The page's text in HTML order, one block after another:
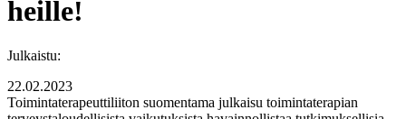
heille!
Julkaistu:
22.02.2023
Toimintaterapeuttiliiton suomentama julkaisu toimintaterapian